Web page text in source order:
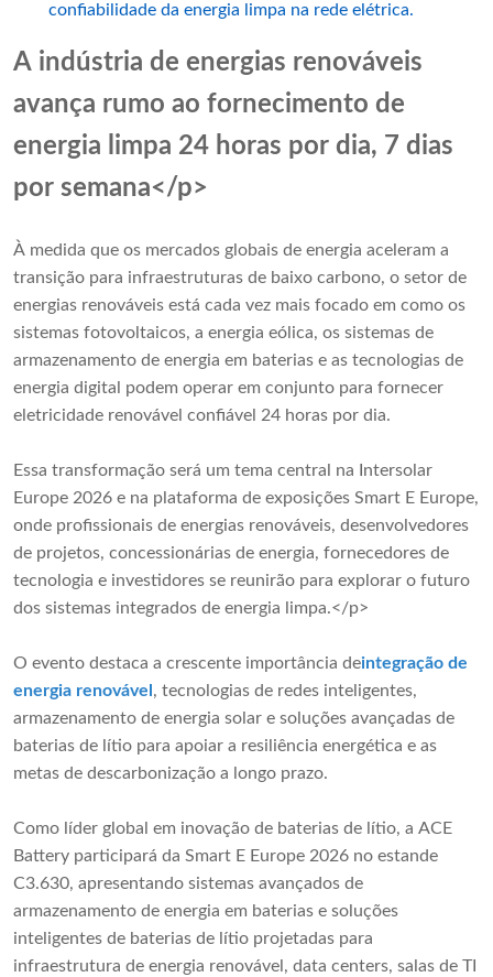
confiabilidade da energia limpa na rede elétrica.
A indústria de energias renováveis ​​
avança rumo ao fornecimento de
energia limpa 24 horas por dia, 7 dias
por semana</p>
À medida que os mercados globais de energia aceleram a
transição para infraestruturas de baixo carbono, o setor de
energias renováveis ​​está cada vez mais focado em como os
sistemas fotovoltaicos, a energia eólica, os sistemas de
armazenamento de energia em baterias e as tecnologias de
energia digital podem operar em conjunto para fornecer
eletricidade renovável confiável 24 horas por dia.
Essa transformação será um tema central na Intersolar
Europe 2026 e na plataforma de exposições Smart E Europe,
onde profissionais de energias renováveis, desenvolvedores
de projetos, concessionárias de energia, fornecedores de
tecnologia e investidores se reunirão para explorar o futuro
dos sistemas integrados de energia limpa.</p>
O evento destaca a crescente importância deintegração de
energia renovável , tecnologias de redes inteligentes,
armazenamento de energia solar e soluções avançadas de
baterias de lítio para apoiar a resiliência energética e as
metas de descarbonização a longo prazo.
Como líder global em inovação de baterias de lítio, a ACE
Battery participará da Smart E Europe 2026 no estande
C3.630, apresentando sistemas avançados de
armazenamento de energia em baterias e soluções
inteligentes de baterias de lítio projetadas para
infraestrutura de energia renovável, data centers, salas de TI